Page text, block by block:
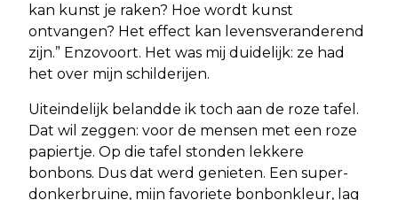
kan kunst je raken? Hoe wordt kunst
ontvangen? Het effect kan levensveranderend
zijn.” Enzovoort. Het was mij duidelijk: ze had
het over mijn schilderijen.
Uiteindelijk belandde ik toch aan de roze tafel.
Dat wil zeggen: voor de mensen met een roze
papiertje. Op die tafel stonden lekkere
bonbons. Dus dat werd genieten. Een super-
donkerbruine, mijn favoriete bonbonkleur, lag